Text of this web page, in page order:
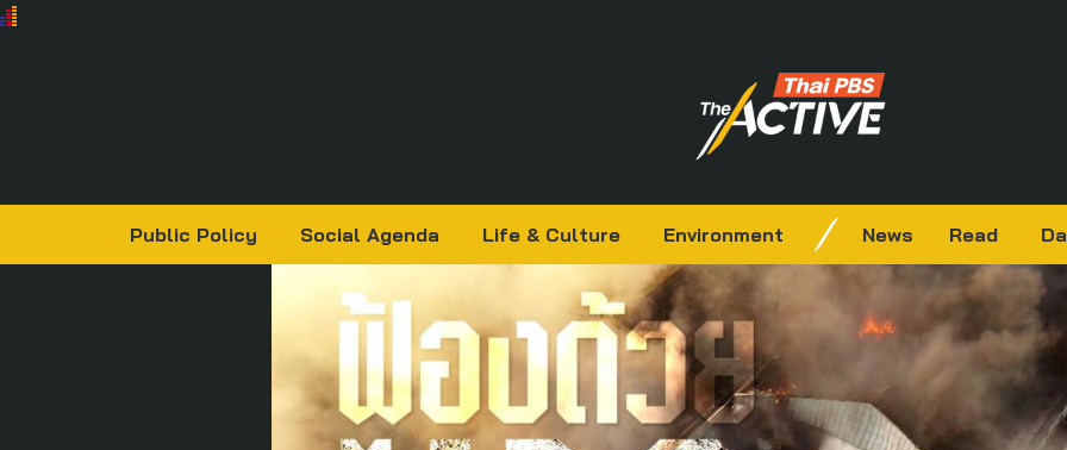
Public Policy Social Agenda Life & Culture Environment News Read